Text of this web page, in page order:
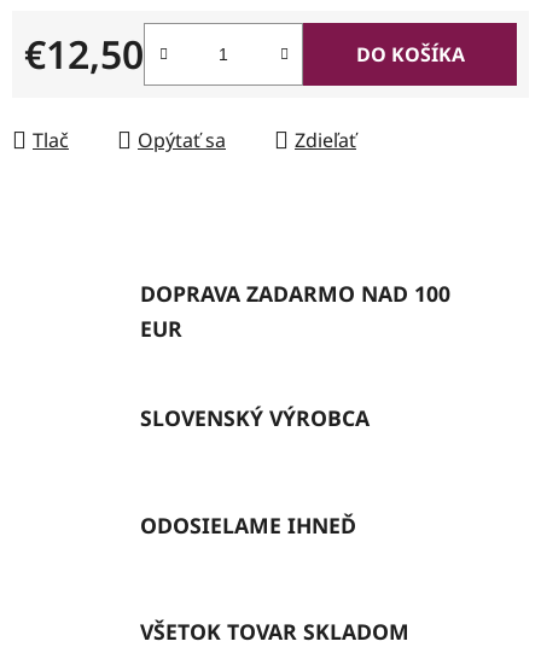
€12,50
Jednotková cena:
DO KOŠÍKA
Tlač Opýtať sa Zdieľať
DOPRAVA ZADARMO NAD 100
EUR
SLOVENSKÝ VÝROBCA
ODOSIELAME IHNEĎ
VŠETOK TOVAR SKLADOM